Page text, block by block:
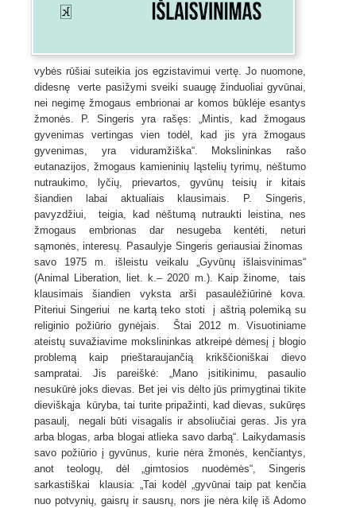
vybės rūšiai suteikia jos egzistavimui vertę. Jo nuomone,
didesnę verte pasižymi sveiki suaugę žinduoliai gyvūnai,
nei negimę žmogaus embrionai ar komos būklėje esantys
žmonės. P. Singeris yra rašęs: „Mintis, kad žmogaus
gyvenimas vertingas vien todėl, kad jis yra žmogaus
gyvenimas, yra viduramžiška“. Mokslininkas rašo
eutanazijos, žmogaus kamieninių ląstelių tyrimų, nėštumo
nutraukimo, lyčių, prievartos, gyvūnų teisių ir kitais
šiandien labai aktualiais klausimais. P. Singeris,
pavyzdžiui, teigia, kad nėštumą nutraukti leistina, nes
žmogaus embrionas dar nesugeba kentėti, neturi
sąmonės, interesų. Pasaulyje Singeris geriausiai žinomas
savo 1975 m. išleistu veikalu „Gyvūnų išlaisvinimas“
(Animal Liberation, liet. k.– 2020 m.). Kaip žinome, tais
klausimais šiandien vyksta arši pasaulėžiūrinė kova.
Piteriui Singeriui ne kartą teko stoti į aštrią polemiką su
religinio požiūrio gynėjais. Štai 2012 m. Visuotiniame
ateistų suvažiavime mokslininkas atkreipė dėmesį į blogio
problemą kaip prieštaraujančią krikščioniškai dievo
sampratai. Jis pareiškė: „Mano įsitikinimu, pasaulio
nesukūrė joks dievas. Bet jei vis dėlto jūs primygtinai tikite
dieviškąja kūryba, tai turite pripažinti, kad dievas, sukūręs
pasaulį, negali būti visagalis ir absoliučiai geras. Jis yra
arba blogas, arba blogai atlieka savo darbą“. Laikydamasis
savo požiūrio į gyvūnus, kurie nėra žmonės, kenčiantys,
anot teologų, dėl „gimtosios nuodėmės“, Singeris
sarkastiškai klausia: „Tai kodėl „gyvūnai taip pat kenčia
nuo potvynių, gaisrų ir sausrų, nors jie nėra kilę iš Adomo